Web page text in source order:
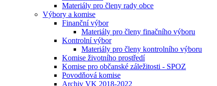
Materiály pro členy rady obce
Výbory a komise
Finanční výbor
Materiály pro členy finačního výboru
Kontrolní výbor
Materiály pro členy kontrolního výboru
Komise životního prostředí
Komise pro občanské záležitosti - SPOZ
Povodňová komise
Archiv VK 2018-2022